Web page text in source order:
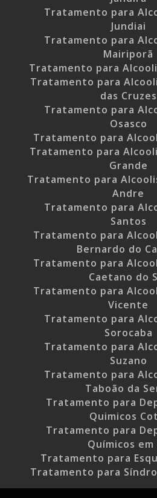
Tratamento para
Jundiai
Tratamento para
Mairiporã
Tratamento para
Tratamento para
das Cruzes
Tratamento para
Osasco
Tratamento para
Tratamento para
Grande
Tratamento para
Andre
Tratamento para
Santos
Tratamento para
Bernardo do
Tratamento para
Caetano do
Tratamento para
Vicente
Tratamento para
Sorocaba
Tratamento para
Suzano
Tratamento para
Taboão da
Tratamento para
Quimicos
Tratamento para
Químicos em
Tratamento para
Tratamento para